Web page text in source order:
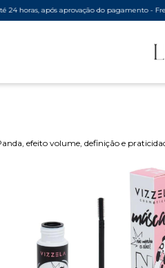
aprovação do pagamento - Frete Grátis
efeito volume, definição e